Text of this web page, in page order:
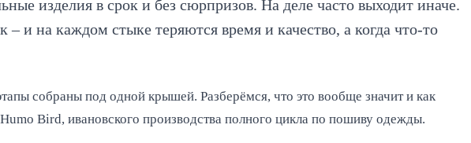
изделия в срок и без сюрпризов. На деле часто выходит иначе.
и на каждом стыке теряются время и качество, а когда что-то
собраны под одной крышей. Разберёмся, что это вообще значит и как
Bird, ивановского производства полного цикла по пошиву одежды.